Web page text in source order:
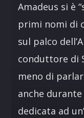
Amadeus si è
primi nomi di
sul palco
conduttore di
meno di
anche
dedicata ad